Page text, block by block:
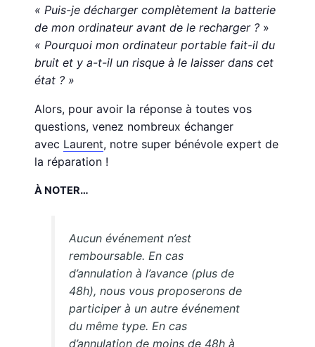
« Puis-je décharger complètement la batterie
de mon ordinateur avant de le recharger ? »
« Pourquoi mon ordinateur portable fait-il du
bruit et y a-t-il un risque à le laisser dans cet
état ? »
Alors, pour avoir la réponse à toutes vos
questions, venez nombreux échanger
avec Laurent, notre super bénévole expert de
la réparation !
À NOTER…
Aucun événement n’est
remboursable. En cas
d’annulation à l’avance (plus de
48h), nous vous proposerons de
participer à un autre événement
du même type. En cas
d’annulation de moins de 48h à